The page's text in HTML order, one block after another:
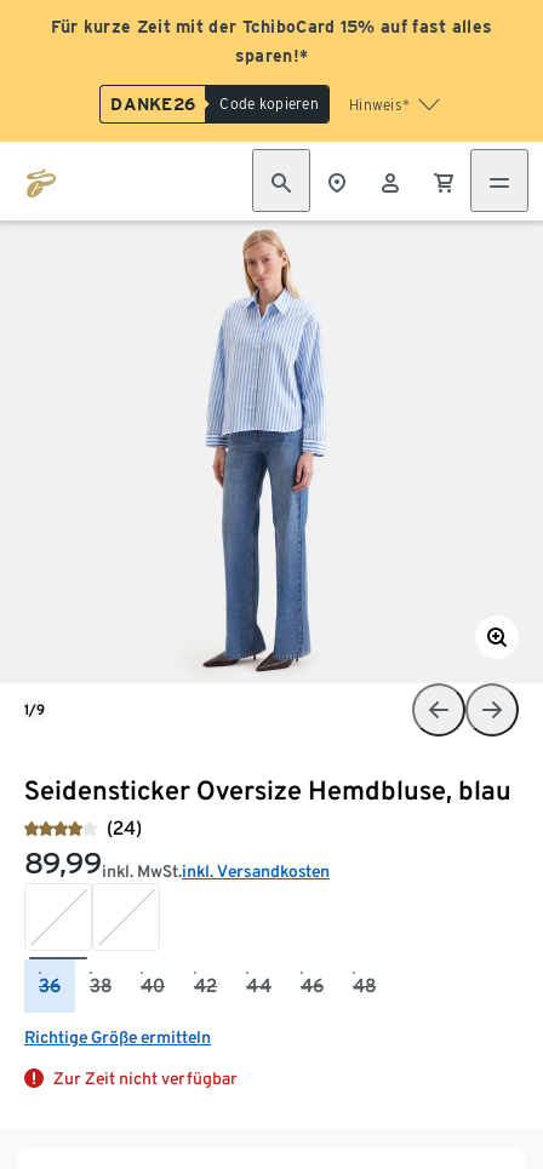
Für kurze Zeit mit der TchiboCard 15% auf fast alles
sparen!*
DANKE26 Code kopieren Hinweis*
Seidensticker Oversize Hemdbluse, blau
(24)
89,99inkl. MwSt.inkl. Versandkosten
36 38 40 42 44 46 48
Richtige Größe ermitteln
Zur Zeit nicht verfügbar
1/9